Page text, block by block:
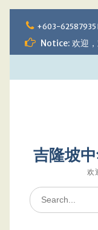
to
content
+603-62587935
Notice: 欢迎
吉隆坡
欢
Search
for: